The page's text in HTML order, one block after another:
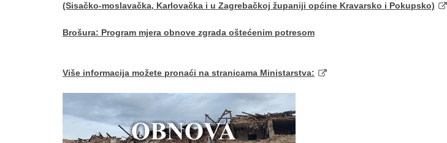
(Sisačko-moslavačka, Karlovačka i u Zagrebačkoj županiji općine Kravarsko i Pokupsko)
Brošura: Program mjera obnove zgrada oštećenim potresom
Više informacija možete pronaći na stranicama Ministarstva: